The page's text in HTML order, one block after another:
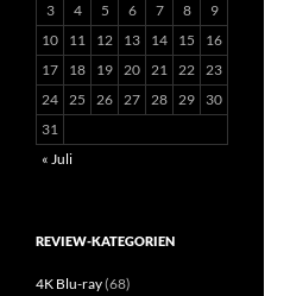
3
4 5 6 7 8
9
10
11 12 13 14 15
16
17
18 19 20 21 22 23
24 25 26 27 28 29
30
31
« Juli
REVIEW-KATEGORIEN
4K Blu-ray(68)